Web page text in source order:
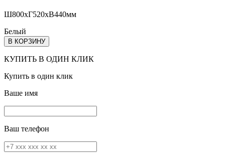
Ш800хГ520хВ440мм
Белый
В КОРЗИНУ
КУПИТЬ В ОДИН КЛИК
Купить в один клик
Ваше имя
Ваш телефон